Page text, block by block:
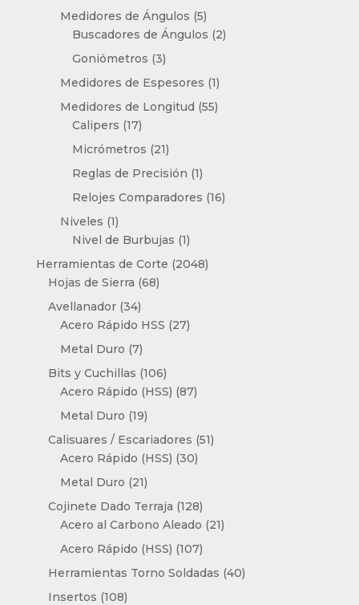
Medidores de Ángulos 55
productos
Buscadores de Ángulos 22
Goniómetros 33
productos
Medidores de Espesores 11
producto
Medidores de Longitud 5555
Calipers 1717
productos
Micrómetros 2121
productos
Reglas de Precisión 11
producto
Relojes Comparadores 1616
Niveles 11
producto
Nivel de Burbujas 11
producto
Herramientas de Corte 20482048
Hojas de Sierra 6868
Avellanador 3434
productos
Acero Rápido HSS 2727
Metal Duro 77
productos
Bits y Cuchillas 106106
productos
Acero Rápido (HSS) 8787
Metal Duro 1919
productos
Calisuares / Escariadores 5151
Acero Rápido (HSS) 3030
Metal Duro 2121
productos
Cojinete Dado Terraja 128128
productos
Acero al Carbono Aleado 2121
Acero Rápido (HSS) 107107
productos
Herramientas Torno Soldadas 4040
Insertos 108108